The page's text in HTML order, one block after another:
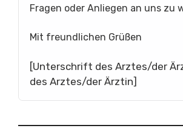
Fragen oder Anliegen an uns zu
Mit freundlichen Grüßen
[Unterschrift des Arztes/der
des Arztes/der Ärztin]